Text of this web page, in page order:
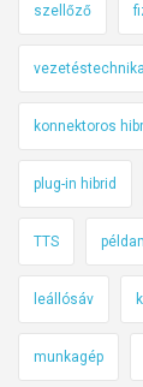
szellőző
konnektoros
plug-in hibrid
TTS
leállósáv
munkagép